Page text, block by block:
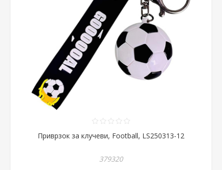
Приврзок за клучеви, Football, LS250313-12
379320